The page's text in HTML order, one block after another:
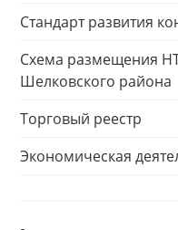
Стандарт развития
Схема размещения
Шелковского района
Торговый реестр
Экономическая